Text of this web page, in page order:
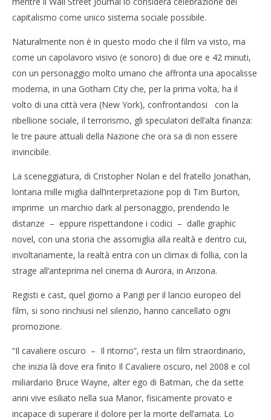
capitalismo come unico sistema sociale possibile.
Naturalmente non è in questo modo che il film va visto, ma
come un capolavoro visivo (e sonoro) di due ore e 42 minuti,
con un personaggio molto umano che affronta una apocalisse
moderna, in una Gotham City che, per la prima volta, ha il
volto di una città vera (New York), confrontandosi con la
ribellione sociale, il terrorismo, gli speculatori dell’alta finanza:
le tre paure attuali della Nazione che ora sa di non essere
invincibile.
La sceneggiatura, di Cristopher Nolan e del fratello Jonathan,
lontana mille miglia dall’interpretazione pop di Tim Burton,
imprime un marchio dark al personaggio, prendendo le
distanze – eppure rispettandone i codici – dalle graphic
novel, con una storia che assomiglia alla realtà e dentro cui,
involtariamente, la realtà entra con un climax di follia, con la
strage all’anteprima nel cinema di Aurora, in Arizona.
Registi e cast, quel giorno a Parigi per il lancio europeo del
film, si sono rinchiusi nel silenzio, hanno cancellato ogni
promozione.
“Il cavaliere oscuro – Il ritorno”, resta un film straordinario,
che inizia là dove era finito Il Cavaliere oscuro, nel 2008 e col
miliardario Bruce Wayne, alter ego di Batman, che da sette
anni vive esiliato nella sua Manor, fisicamente provato e
incapace di superare il dolore per la morte dell’amata. Lo